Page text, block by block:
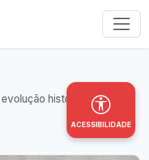
histórica deste
ACESSIBILIDADE